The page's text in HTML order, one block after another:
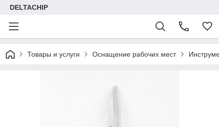
DELTACHIP
Товары и услуги Оснащение рабочих мест